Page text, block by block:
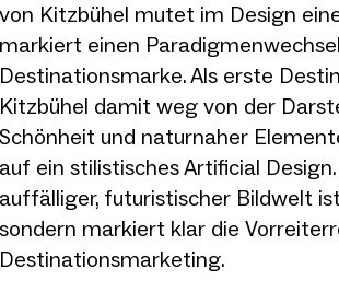
von Kitzbühel mutet im Design
markiert einen
Destinationsmarke. Als erste
Kitzbühel damit weg von der
Schönheit und naturnaher
auf ein stilistisches Artificial
auffälliger, futuristischer Bildwelt
sondern markiert klar die
Destinationsmarketing.